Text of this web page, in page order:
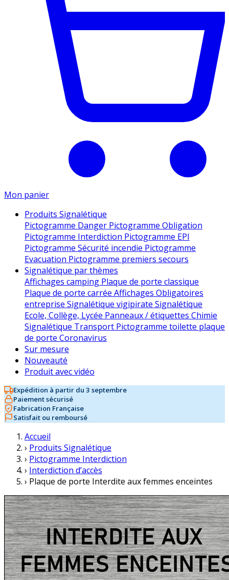
Mon panier
Produits Signalétique
Pictogramme Danger Pictogramme Obligation
Pictogramme Interdiction Pictogramme EPI
Pictogramme Sécurité incendie Pictogramme
Evacuation Pictogramme premiers secours
Signalétique par thèmes
Affichages camping Plaque de porte classique
Plaque de porte carrée Affichages Obligatoires
entreprise Signalétique vigipirate Signalétique
Ecole, Collège, Lycée Panneaux / étiquettes Chimie
Signalétique Transport Pictogramme toilette plaque
de porte Coronavirus
Sur mesure
Nouveauté
Produit avec vidéo
Expédition à partir du 3 septembre
Paiement sécurisé
Fabrication Française
Satisfait ou remboursé
Accueil
› Produits Signalétique
› Pictogramme Interdiction
› Interdiction d’accès
› Plaque de porte Interdite aux femmes enceintes